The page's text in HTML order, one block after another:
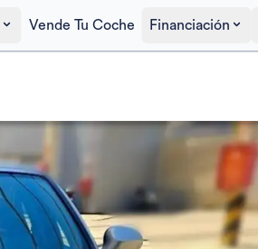
Vende Tu Coche Financiación